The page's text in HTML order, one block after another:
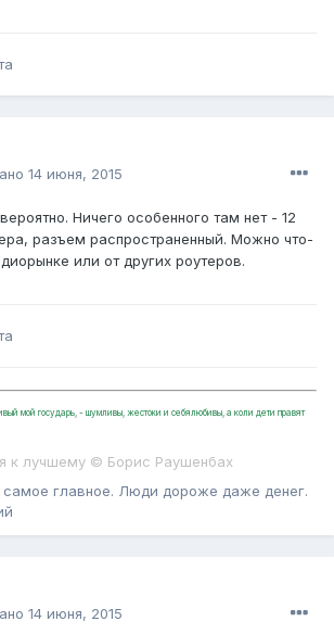
14 июня, 2015
Ничего особенного там нет - 12
разъем распространенный. Можно что-
или от других роутеров.
мой государь, - шумливы, жестоки и себялюбивы, а коли дети правят
к лучшему © Борис Раушенбах
главное. Люди дороже даже денег.
14 июня, 2015